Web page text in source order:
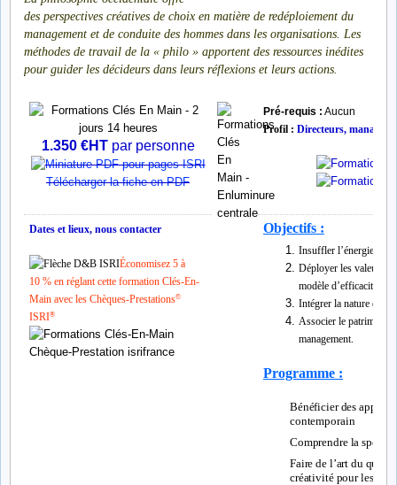
des perspectives créatives de choix en matière de redéploiement du
management et de conduite des hommes dans les organisations. Les
méthodes de travail de la « philo » apportent des ressources inédites
pour guider les décideurs dans leurs réflexions et leurs actions.
1.350 €HTpar personne
Télécharger la fiche en PDF
Pré-requis : Aucun
Profil : Directeurs, managers
Dates et lieux, nous contacter
Économisez 5 à
10 % en réglant cette formation Clés-En-
Main avec les Chèques-Prestations©
ISRI®
Objectifs :
Insuffler l’énergie
Déployer les valeurs
modèle d’efficacité
Intégrer la nature du
Associer le patrimoine
management.
Programme :
Bénéficier des
contemporain
Comprendre la
Faire de l’art du
créativité pour les